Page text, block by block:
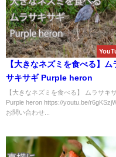
【大きなネズミを食べる】ム
サキサギ Purple heron
【大きなネズミを食べる】 ムラサキ
Purple heron https://youtu.be/
お問い合わせ...